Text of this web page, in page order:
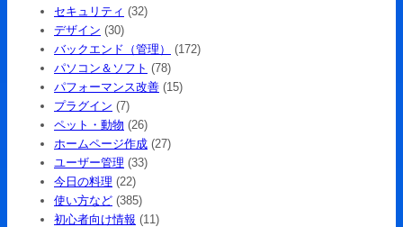
セキュリティ (32)
デザイン (30)
バックエンド（管理）
(172)
パソコン＆ソフト (78)
パフォーマンス改善 (15)
プラグイン (7)
ペット・動物 (26)
ホームページ作成 (27)
ユーザー管理 (33)
今日の料理 (22)
使い方など (385)
初心者向け情報 (11)